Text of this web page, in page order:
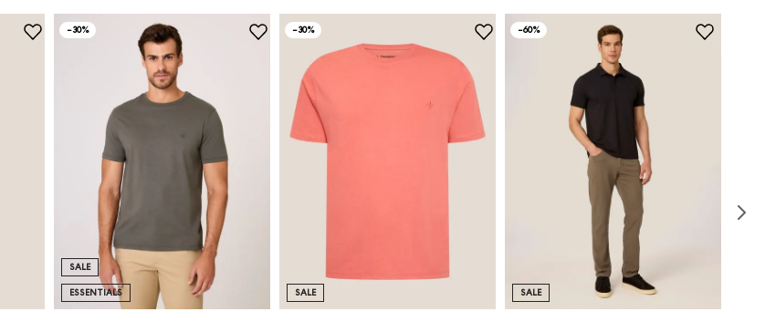
-30%
SALE
ESSENTIALS
-30%
SALE
-60%
SALE